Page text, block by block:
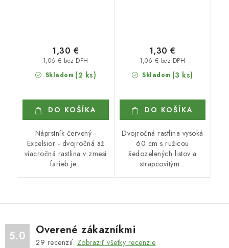
Skladom (2 ks)
1,06 € bez DPH
1,30 €
DO KOŠÍKA
Náprstník červený -
Excelsior - dvojročná až
viacročná rastlina v zmesi
farieb je...
Skladom (3 ks)
1,06 € bez DPH
1,30 €
DO KOŠÍKA
Dvojročná rastlina vysoká
60 cm s ružicou
šedozelených listov a
strapcovitým...
5.0 Overené zákazníkmi
29 recenzií. Zobraziť všetky recenzie